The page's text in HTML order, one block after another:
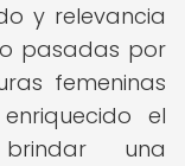
y relevancia
pasadas por
femeninas
el
una